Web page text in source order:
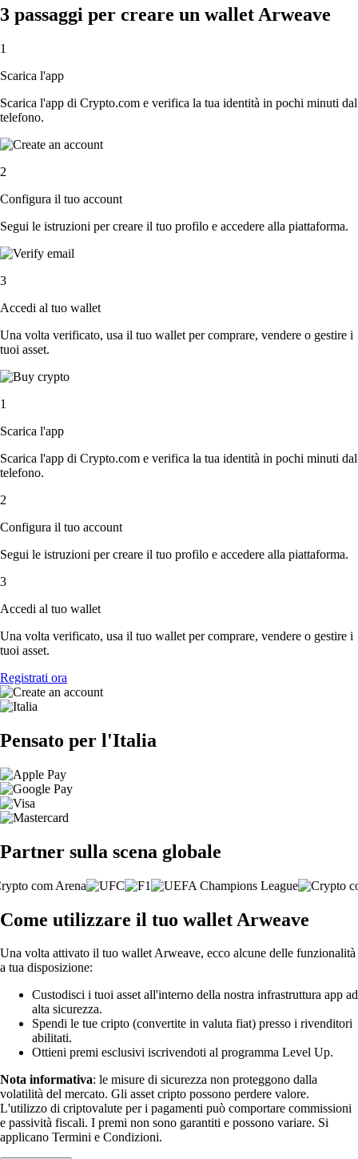
3 passaggi per creare un wallet Arweave
1
Scarica l'app
Scarica l'app di Crypto.com e verifica la tua identità in pochi minuti dal
telefono.
2
Configura il tuo account
Segui le istruzioni per creare il tuo profilo e accedere alla piattaforma.
3
Accedi al tuo wallet
Una volta verificato, usa il tuo wallet per comprare, vendere o gestire i
tuoi asset.
1
Scarica l'app
Scarica l'app di Crypto.com e verifica la tua identità in pochi minuti dal
telefono.
2
Configura il tuo account
Segui le istruzioni per creare il tuo profilo e accedere alla piattaforma.
3
Accedi al tuo wallet
Una volta verificato, usa il tuo wallet per comprare, vendere o gestire i
tuoi asset.
Registrati ora
Pensato per l'Italia
Partner sulla scena globale
Come utilizzare il tuo wallet Arweave
Una volta attivato il tuo wallet Arweave, ecco alcune delle funzionalità
a tua disposizione:
Custodisci i tuoi asset all'interno della nostra infrastruttura app ad
alta sicurezza.
Spendi le tue cripto (convertite in valuta fiat) presso i rivenditori
abilitati.
Ottieni premi esclusivi iscrivendoti al programma Level Up.
Nota informativa: le misure di sicurezza non proteggono dalla
volatilità del mercato. Gli asset cripto possono perdere valore.
L'utilizzo di criptovalute per i pagamenti può comportare commissioni
e passività fiscali. I premi non sono garantiti e possono variare. Si
applicano Termini e Condizioni.